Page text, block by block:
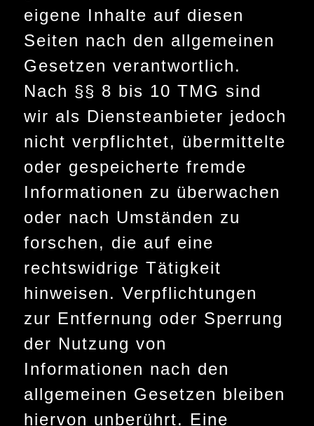
eigene Inhalte auf diesen
Seiten nach den allgemeinen
Gesetzen verantwortlich.
Nach §§ 8 bis 10 TMG sind
wir als Diensteanbieter jedoch
nicht verpflichtet, übermittelte
oder gespeicherte fremde
Informationen zu überwachen
oder nach Umständen zu
forschen, die auf eine
rechtswidrige Tätigkeit
hinweisen. Verpflichtungen
zur Entfernung oder Sperrung
der Nutzung von
Informationen nach den
allgemeinen Gesetzen bleiben
hiervon unberührt. Eine